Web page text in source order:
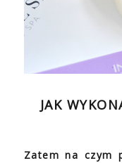
JAK
Zatem na czym